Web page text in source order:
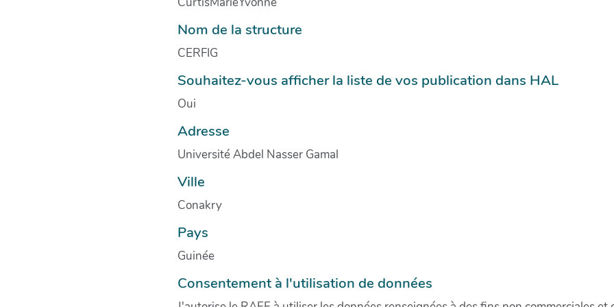
Nom de la structure
CERFIG
Souhaitez-vous afficher la liste de vos publication dans HAL
Oui
Adresse
Université Abdel Nasser Gamal
Ville
Conakry
Pays
Guinée
Consentement à l'utilisation de données